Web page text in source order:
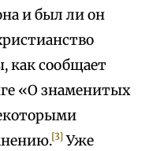
и был ли он
как сообщает
«О знаменитых
[3] Уже